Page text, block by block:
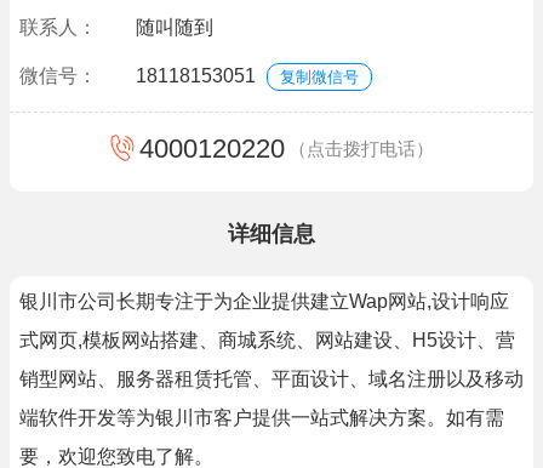
联系人： 随叫随到
微信号： 18118153051 复制微信号
4000120220 （点击拨打电话）
详细信息
银川市公司长期专注于为企业提供建立Wap网站,设计响应
式网页,模板网站搭建、商城系统、网站建设、H5设计、营
销型网站、服务器租赁托管、平面设计、域名注册以及移动
端软件开发等为银川市客户提供一站式解决方案。如有需
要，欢迎您致电了解。